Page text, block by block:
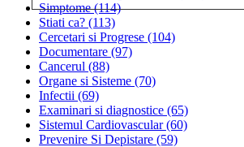
Simptome(114)
Stiati ca? (113)
Cercetari si Progrese (104)
Documentare (97)
Cancerul (88)
Organe si Sisteme (70)
Infectii (69)
Examinari si diagnostice (65)
Sistemul Cardiovascular(60)
Prevenire Si Depistare (59)